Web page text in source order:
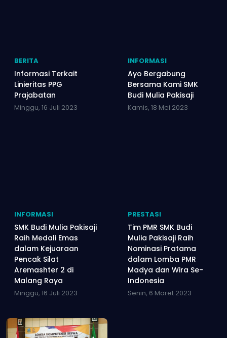
BERITA
Informasi Terkait
Linieritas PPG
Prajabatan
Minggu, 16 Juli 2023
INFORMASI
Ayo Bergabung
Bersama Kami SMK
Budi Mulia Pakisaji
Kamis, 18 Mei 2023
INFORMASI
SMK Budi Mulia Pakisaji
Raih Medali Emas
dalam Kejuaraan
Pencak Silat
Aremashter 2 di
Malang Raya
Minggu, 16 Juli 2023
PRESTASI
Tim PMR SMK Budi
Mulia Pakisaji Raih
Nominasi Pratama
dalam Lomba PMR
Madya dan Wira Se-
Indonesia
Senin, 6 Maret 2023